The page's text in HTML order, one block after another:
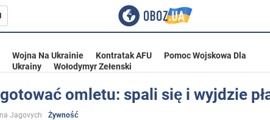
Wojna Na Ukrainie Kontratak AFU
Pomoc Wojskowa Dla
Ukrainy
Wołodymyr Zełenski
omletu: spali się i wyjdzie
Jagovych
Żywność